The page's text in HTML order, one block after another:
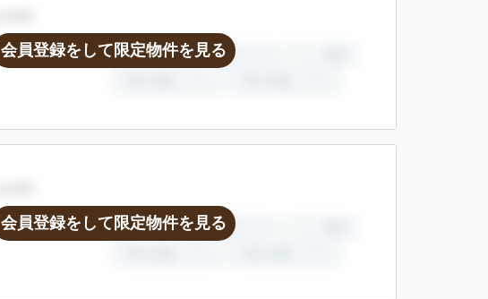
会員登録をして限定物件を見る
会員登録をして限定物件を見る